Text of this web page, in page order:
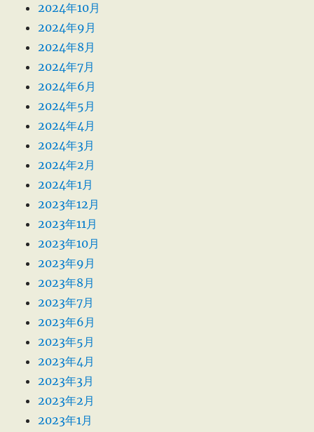
2024年10月
2024年9月
2024年8月
2024年7月
2024年6月
2024年5月
2024年4月
2024年3月
2024年2月
2024年1月
2023年12月
2023年11月
2023年10月
2023年9月
2023年8月
2023年7月
2023年6月
2023年5月
2023年4月
2023年3月
2023年2月
2023年1月